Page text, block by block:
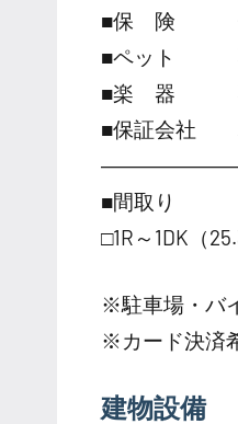
■保 険 借家
■ペット 不
■楽 器 不
■保証会社
■間取り
□1R～1DK（
※駐車場・バ
※カード決済
建物設備